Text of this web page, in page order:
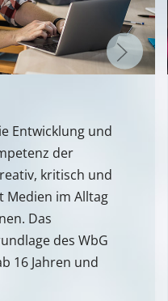
Entwicklung und
der
kritisch und
im Alltag
Das
des WbG
16 Jahren und